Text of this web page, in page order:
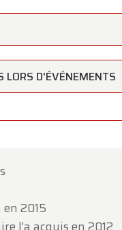
LORS D'ÉVÉNEMENTS
2015